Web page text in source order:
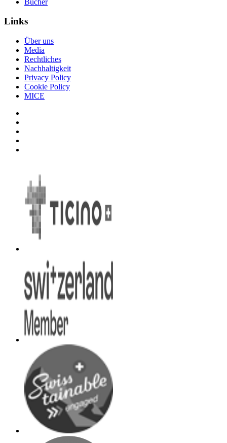
Links
Über uns
Media
Rechtliches
Nachhaltigkeit
Privacy Policy
Cookie Policy
MICE